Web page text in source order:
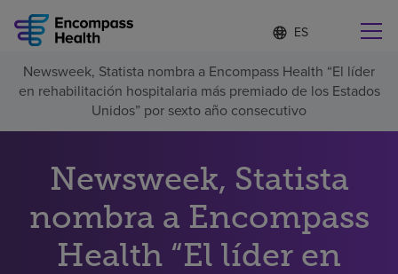
Lista
de
idiomas
contraída
d
o
m
a
e
c
c
i
n
Encuentre una localidad cerca de usted
Por qué debe elegirnos
Servicios de rehabilitación
Newsweek, Statista nombra a Encompass Health “El líder
en rehabilitación hospitalaria más premiado de los Estados
Unidos” por sexto año consecutivo
Newsweek, Statista
nombra a Encompass
Health “El líder en